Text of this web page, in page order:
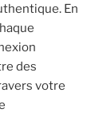
En
des
votre